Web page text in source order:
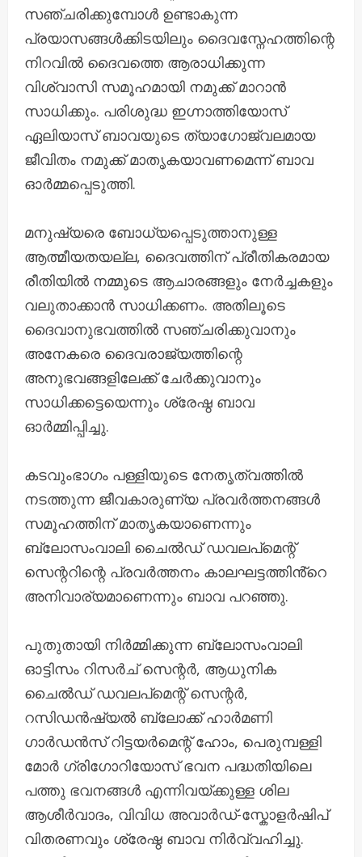
സഞ്ചരിക്കുമ്പോൾ ഉണ്ടാകുന്ന
പ്രയാസങ്ങൾക്കിടയിലും ദൈവസ്നേഹത്തിന്റെ
നിറവിൽ ദൈവത്തെ ആരാധിക്കുന്ന
വിശ്വാസി സമൂഹമായി നമുക്ക് മാറാൻ
സാധിക്കും. പരിശുദ്ധ ഇഗ്നാത്തിയോസ്
ഏലിയാസ് ബാവയുടെ ത്യാഗോജ്വലമായ
ജീവിതം നമുക്ക് മാതൃകയാവണമെന്ന് ബാവ
ഓർമ്മപ്പെടുത്തി.
മനുഷ്യരെ ബോധ്യപ്പെടുത്താനുള്ള
ആത്മീയതയല്ല, ദൈവത്തിന് പ്രീതികരമായ
രീതിയിൽ നമ്മുടെ ആചാരങ്ങളും നേർച്ചകളും
വലുതാക്കാൻ സാധിക്കണം. അതിലൂടെ
ദൈവാനുഭവത്തിൽ സഞ്ചരിക്കുവാനും
അനേകരെ ദൈവരാജ്യത്തിന്റെ
അനുഭവങ്ങളിലേക്ക് ചേർക്കുവാനും
സാധിക്കട്ടെയെന്നും ശ്രേഷ്ഠ ബാവ
ഓർമ്മിപ്പിച്ചു.
കടവുംഭാഗം പള്ളിയുടെ നേതൃത്വത്തിൽ
നടത്തുന്ന ജീവകാരുണ്യ പ്രവർത്തനങ്ങൾ
സമൂഹത്തിന് മാതൃകയാണെന്നും
ബ്ലോസംവാലി ചൈൽഡ് ഡവലപ്മെന്റ്
സെന്ററിന്റെ പ്രവർത്തനം കാലഘട്ടത്തിൻ്റെ
അനിവാര്യമാണെന്നും ബാവ പറഞ്ഞു.
പുതുതായി നിർമ്മിക്കുന്ന ബ്ലോസംവാലി
ഓട്ടിസം റിസർച് സെന്റർ, ആധുനിക
ചൈൽഡ് ഡവലപ്മെന്റ് സെന്റർ,
റസിഡൻഷ്യൽ ബ്ലോക്ക് ഹാർമണി
ഗാർഡൻസ് റിട്ടയർമെന്റ് ഹോം, പെരുമ്പള്ളി
മോർ ഗ്രിഗോറിയോസ് ഭവന പദ്ധതിയിലെ
പത്തു ഭവനങ്ങൾ എന്നിവയ്ക്കുള്ള ശില
ആശീർവാദം, വിവിധ അവാർഡ്-സ്കോളർഷിപ്
വിതരണവും ശ്രേഷ്ഠ ബാവ നിർവ്വഹിച്ചു.